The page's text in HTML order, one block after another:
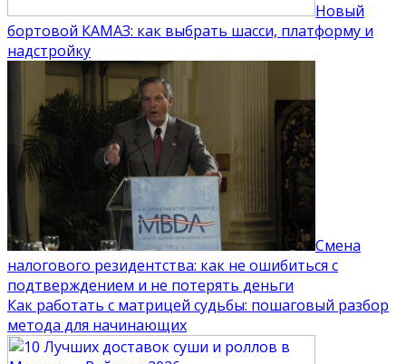
Новый
бортовой КАМАЗ: как выбрать шасси, платформу и
надстройку
Смена
налогового резидентства: как не ошибиться с
подтверждением и не потерять деньги
Как работать с матрицей судьбы: пошаговый разбор
метода для начинающих